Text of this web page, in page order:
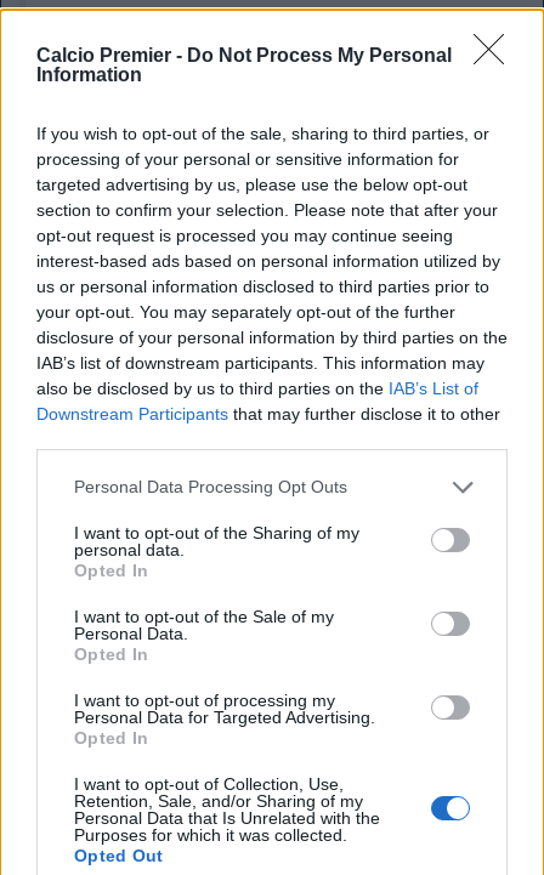
Calcio Premier - Do Not Process My Personal
Information
If you wish to opt-out of the sale, sharing to third parties, or
processing of your personal or sensitive information for
targeted advertising by us, please use the below opt-out
section to confirm your selection. Please note that after your
opt-out request is processed you may continue seeing
interest-based ads based on personal information utilized by
us or personal information disclosed to third parties prior to
your opt-out. You may separately opt-out of the further
disclosure of your personal information by third parties on the
IAB’s list of downstream participants. This information may
also be disclosed by us to third parties on the IAB’s List of
Downstream Participants that may further disclose it to other
Personal Data Processing Opt Outs
I want to opt-out of the Sharing of my
personal data.
Opted In
I want to opt-out of the Sale of my
Personal Data.
Opted In
I want to opt-out of processing my
Personal Data for Targeted Advertising.
Opted In
I want to opt-out of Collection, Use,
Retention, Sale, and/or Sharing of my
Personal Data that Is Unrelated with the
Purposes for which it was collected.
Opted Out
out to speak, but they don't, as has been happening
for several years now."
tell…pic.twitter.com/TOezUHlzFd
— The Touchline | 𝐓 (@TouchlineX)January 8,
2026
Che attacco
“Mi scuso con tutti i tifosi che ci seguono ovunque, che ci
sono sempre e continueranno ad esserci.Siamo
responsabili, non c’è dubbio. Io sono il primo.
Ma continueremo ad affrontare la situazione e a cercare di
parlare , ma non lo fanno, come accade ormai da diversi
anni. Si presentano solo quando le cose vanno bene, per
raccontare qualche bugia.
massimo per ribaltare la situazione. Soprattutto in momenti
come questo, stare zitti, impegnarsi di più e andare avanti
tutti insieme, fa parte del calcio.”
[promo_web_app]